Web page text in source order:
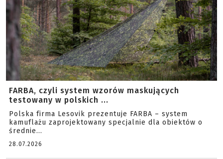
FARBA, czyli system wzorów maskujących
testowany w polskich ...
Polska firma Lesovik prezentuje FARBA – system
kamuflażu zaprojektowany specjalnie dla obiektów o
średnie...
28.07.2026